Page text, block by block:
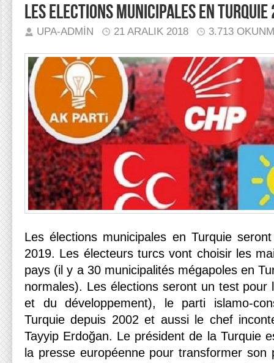
LES ELECTIONS MUNICIPALES EN
UPA-ADMIN 21 ARALIK 2018 3.713
Les élections municipales en Turquie
2019. Les électeurs turcs vont choisir les
pays (il y a 30 municipalités mégapoles en
normales). Les élections seront un test pour
et du développement), le parti islamo-
Turquie depuis 2002 et aussi le chef
Tayyip Erdoğan. Le président de la Turquie
la presse européenne pour transformer